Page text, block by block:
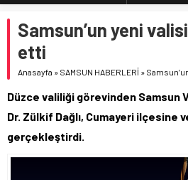
YÖNETİCİ SEÇERKEN YAPILAN
13.798,82
DOLAR
47,7025
55,0112
Samsun’un yeni
etti
Anasayfa » SAMSUN HABERLERİ »
Düzce valiliği görevinden Samsun
Dr. Zülkif Dağlı, Cumayeri ilçesine
gerçekleştirdi.